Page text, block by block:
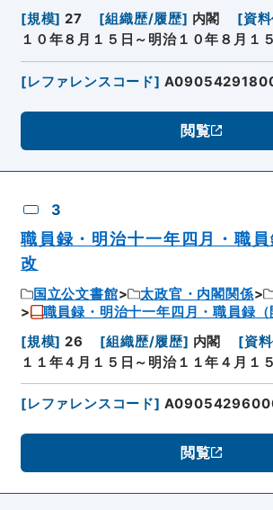
[規模] 27 [組織歴/履歴] 内閣 [資
１０年８月１５日～明治１０年８月１
[レファレンスコード]
閲覧
3
職員録・明治十一年四月・職員
改
国立公文書館 太政官・内閣関係
職員録・明治十一年四月・職員録
[規模] 26 [組織歴/履歴] 内閣 [資
１１年４月１５日～明治１１年４月１
[レファレンスコード]
閲覧